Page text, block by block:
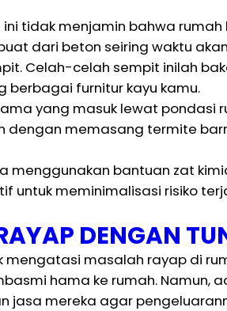
tidak menjamin bahwa
dari beton seiring waktu
Celah-celah sempit inilah
berbagai furnitur kayu kamu.
yang masuk lewat pondasi
dengan memasang termite
menggunakan bantuan zat
untuk meminimalisasi risiko
DENGAN
masalah rayap di
hama ke rumah. Namun,
jasa mereka agar